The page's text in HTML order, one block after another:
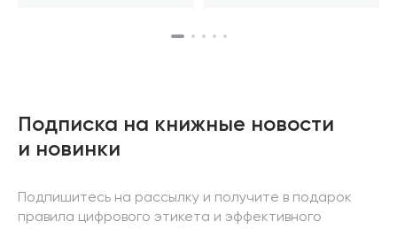
Подписка на книжные новости
и новинки
Подпишитесь на рассылку и получите в подарок
правила цифрового этикета и эффективного